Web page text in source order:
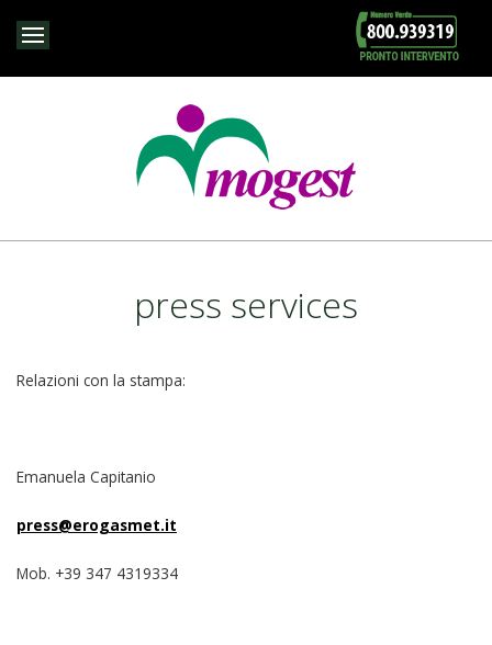
press services
Relazioni con la stampa:
Emanuela Capitanio
press@erogasmet.it
Mob. +39 347 4319334